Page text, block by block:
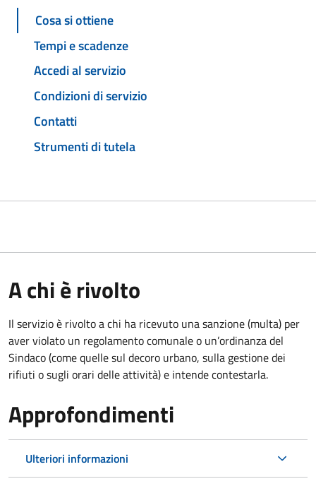
Cosa si ottiene
Tempi e scadenze
Accedi al servizio
Condizioni di servizio
Contatti
Strumenti di tutela
A chi è rivolto
Il servizio è rivolto a chi ha ricevuto una sanzione (multa) per
aver violato un regolamento comunale o un’ordinanza del
Sindaco (come quelle sul decoro urbano, sulla gestione dei
rifiuti o sugli orari delle attività) e intende contestarla.
Approfondimenti
Ulteriori informazioni